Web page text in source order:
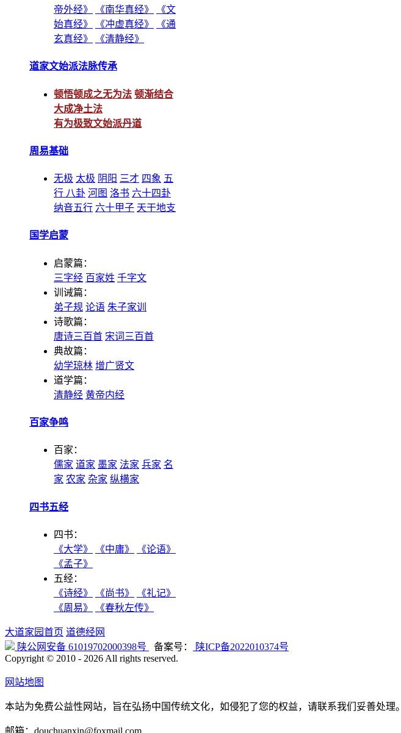
帝外经》
《南华真经》
《文
始真经》
《冲虚真经》
《通
玄真经》
《清静经》
道家文始派法脉传承
顿悟顿成之无为法 顿渐结合
大成净土法
有为极致文始派丹道
周易基础
无极 太极 阴阳 三才 四象 五
行 八卦 河图 洛书 六十四卦
纳音五行 六十甲子 天干地支
国学启蒙
启蒙篇：
三字经 百家姓 千字文
训诫篇：
弟子规 论语 朱子家训
诗歌篇：
唐诗三百首 宋词三百首
典故篇：
幼学琼林 增广贤文
道学篇：
清静经 黄帝内经
百家争鸣
百家：
儒家 道家 墨家 法家 兵家 名
家 农家 杂家 纵横家
四书五经
四书：
《大学》
《中庸》
《论语》
《孟子》
五经：
《诗经》
《尚书》
《礼记》
《周易》
《春秋左传》
大道家园首页 道德经网
陕公网安备 61019702000398号
备案号：
陕ICP备2022010374号
Copyright © 2010 - 2026 All rights reserved.
网站地图
本站为免费公益性网站，旨在弘扬中国传统文化，如侵犯了您的权益，请联系我们妥善处理。
邮箱：douchuanxin@foxmail.com